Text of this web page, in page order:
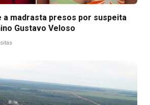
a madrasta presos por suspeita
Gustavo Veloso